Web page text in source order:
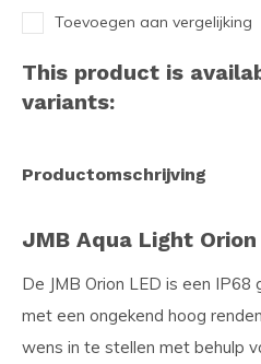
Toevoegen aan vergelijking
This product is
variants:
Productomschrijving
JMB Aqua Light
De JMB Orion LED is een
met een ongekend hoog
wens in te stellen met behulp